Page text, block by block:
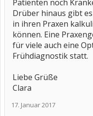
Patienten noch
Drüber hinaus gibt
in ihren Praxen
können. Eine
für viele auch eine
Frühdiagnostik statt.
Liebe Grüße
Clara
17. Januar 2017